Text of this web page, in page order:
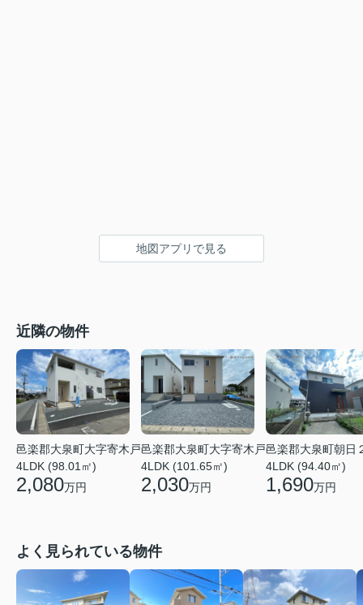
地図アプリで見る
近隣の物件
邑楽郡大泉町大字寄木戸
4LDK (98.01㎡)
2,080万円
邑楽郡大泉町大字寄木戸
4LDK (101.65㎡)
2,030万円
邑楽郡大泉町朝日
4LDK (94.40㎡)
1,690万円
よく見られている物件